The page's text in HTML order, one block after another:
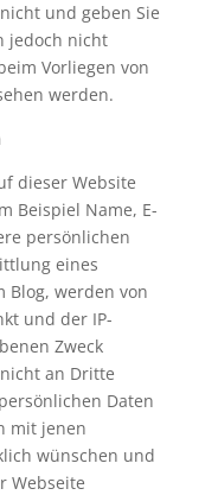
und geben Sie
jedoch nicht
Vorliegen von
werden.
dieser Website
Beispiel Name, E-
persönlichen
eines
Blog, werden von
und der IP-
Zweck
an Dritte
Daten
mit jenen
wünschen und
Webseite